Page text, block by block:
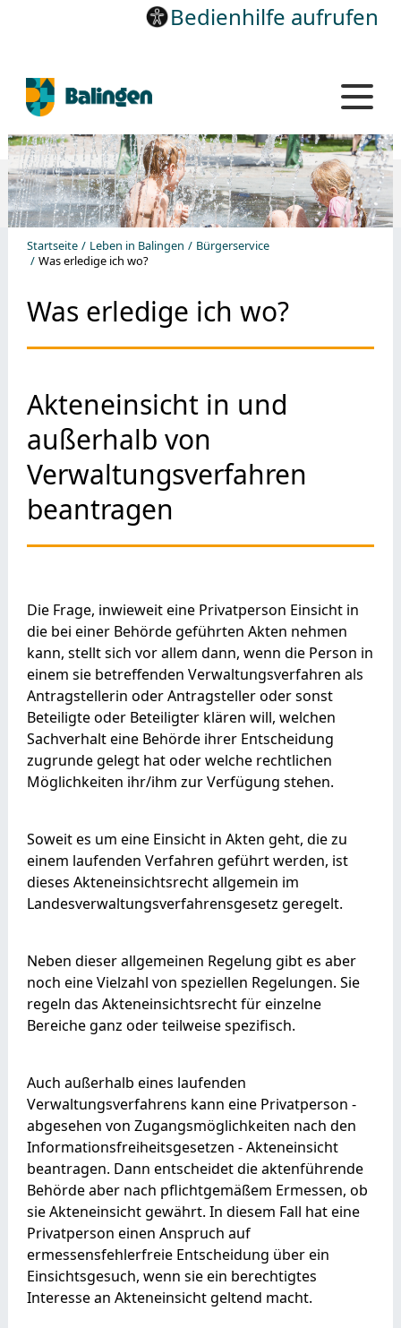
Bedienhilfe aufrufen
Startseite Leben in Balingen
Bürgerservice
Was erledige ich wo?
Was erledige ich wo?
Akteneinsicht in und
außerhalb von
Verwaltungsverfahren
beantragen
Die Frage, inwieweit eine Privatperson Einsicht in
die bei einer Behörde geführten Akten nehmen
kann, stellt sich vor allem dann, wenn die Person in
einem sie betreffenden Verwaltungsverfahren als
Antragstellerin oder Antragsteller oder sonst
Beteiligte oder Beteiligter klären will, welchen
Sachverhalt eine Behörde ihrer Entscheidung
zugrunde gelegt hat oder welche rechtlichen
Möglichkeiten ihr/ihm zur Verfügung stehen.
Soweit es um eine Einsicht in Akten geht, die zu
einem laufenden Verfahren geführt werden, ist
dieses Akteneinsichtsrecht allgemein im
Landesverwaltungsverfahrensgesetz geregelt.
Neben dieser allgemeinen Regelung gibt es aber
noch eine Vielzahl von speziellen Regelungen. Sie
regeln das Akteneinsichtsrecht für einzelne
Bereiche ganz oder teilweise spezifisch.
Auch außerhalb eines laufenden
Verwaltungsverfahrens kann eine Privatperson -
abgesehen von Zugangsmöglichkeiten nach den
Informationsfreiheitsgesetzen - Akteneinsicht
beantragen. Dann entscheidet die aktenführende
Behörde aber nach pflichtgemäßem Ermessen, ob
sie Akteneinsicht gewährt. In diesem Fall hat eine
Privatperson einen Anspruch auf
ermessensfehlerfreie Entscheidung über ein
Einsichtsgesuch, wenn sie ein berechtigtes
Interesse an Akteneinsicht geltend macht.